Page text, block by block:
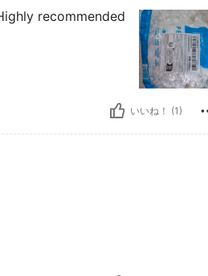
recommended
いいね！ (1)